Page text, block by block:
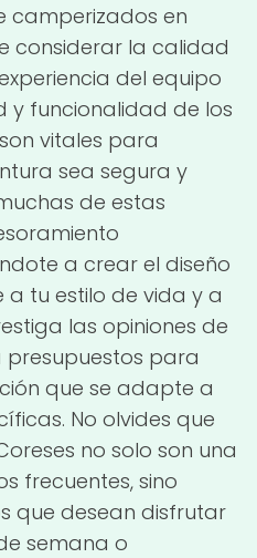
camperizados en
considerar la calidad
del equipo
y funcionalidad de los
vitales para
sea segura y
de estas
a crear el diseño
tu estilo de vida y a
las opiniones de
presupuestos para
que se adapte a
No olvides que
no solo son una
frecuentes, sino
que desean disfrutar
semana o